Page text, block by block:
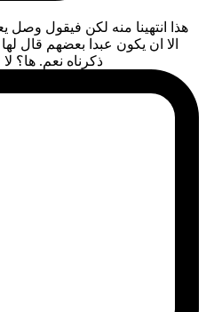
هذا انتهينا منه لكن فيقول وصل
الا ان يكون عبدا بعضهم قال
ذكرناه نعم. ها؟ لا